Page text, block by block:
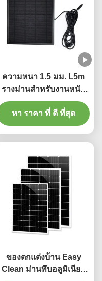
ความหนา 1.5 มม. L5m
รางม่านสำหรับงานหนัก
รางม่านจีบ
หา ราคา ที่ ดี ที่สุด
ของตกแต่งบ้าน Easy
Clean ม่านทึบอลูมิเนียม